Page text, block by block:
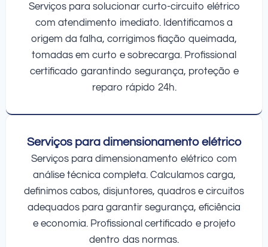
Serviços para solucionar curto-circuito elétrico
com atendimento imediato. Identificamos a
origem da falha, corrigimos fiação queimada,
tomadas em curto e sobrecarga. Profissional
certificado garantindo segurança, proteção e
reparo rápido 24h.
Serviços para dimensionamento elétrico
Serviços para dimensionamento elétrico com
análise técnica completa. Calculamos carga,
definimos cabos, disjuntores, quadros e circuitos
adequados para garantir segurança, eficiência
e economia. Profissional certificado e projeto
dentro das normas.